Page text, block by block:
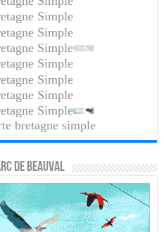
bretagne simple
DE BEAUVAL